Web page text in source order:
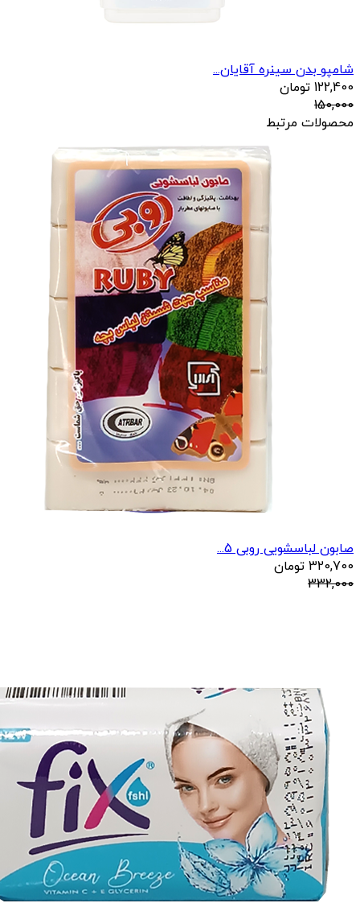
شامپو بدن سینره آقایان...
122,400 تومان
150,000
محصولات مرتبط
صابون لباسشویی روبی 5...
320,700 تومان
332,000